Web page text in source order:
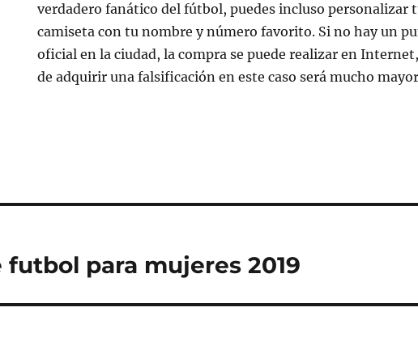
verdadero fanático del fútbol, puedes incluso personalizar
camiseta con tu nombre y número favorito. Si no hay un
oficial en la ciudad, la compra se puede realizar en
de adquirir una falsificación en este caso será mucho
futbol para mujeres 2019